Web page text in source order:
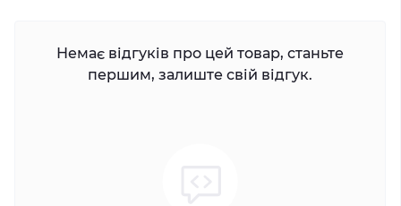
Немає відгуків про цей товар, станьте
першим, залиште свій відгук.